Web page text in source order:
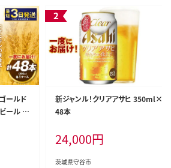
ールド
ビール ビ
新ジャンル！クリアアサヒ 350ml×
48本
24,000円
茨城県守谷市